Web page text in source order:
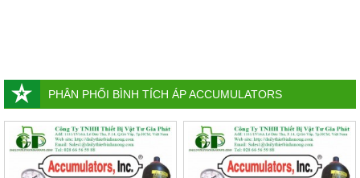
PHÂN PHỐI BÌNH TÍCH ÁP ACCUMULATORS